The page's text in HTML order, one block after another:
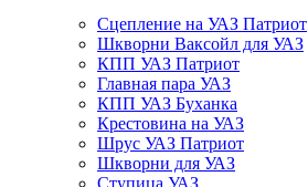
Сцепление на УАЗ Патриот
Шкворни Ваксойл для УАЗ
КПП УАЗ Патриот
Главная пара УАЗ
КПП УАЗ Буханка
Крестовина на УАЗ
Шрус УАЗ Патриот
Шкворни для УАЗ
Ступица УАЗ